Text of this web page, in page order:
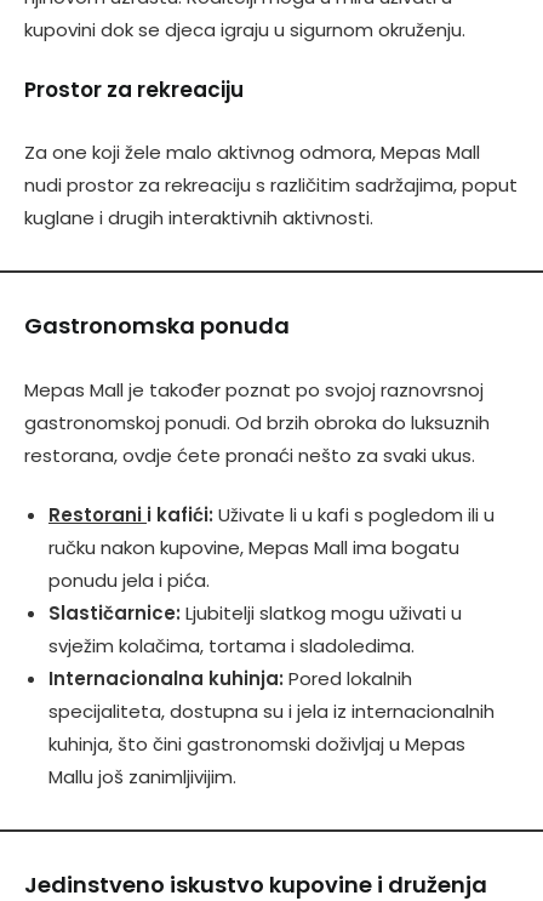
kupovini dok se djeca igraju u sigurnom okruženju.
Prostor za rekreaciju
Za one koji žele malo aktivnog odmora, Mepas Mall
nudi prostor za rekreaciju s različitim sadržajima, poput
kuglane i drugih interaktivnih aktivnosti.
Gastronomska ponuda
Mepas Mall je također poznat po svojoj raznovrsnoj
gastronomskoj ponudi. Od brzih obroka do luksuznih
restorana, ovdje ćete pronaći nešto za svaki ukus.
Restorani i kafići: Uživate li u kafi s pogledom ili u
ručku nakon kupovine, Mepas Mall ima bogatu
ponudu jela i pića.
Slastičarnice: Ljubitelji slatkog mogu uživati u
svježim kolačima, tortama i sladoledima.
Internacionalna kuhinja: Pored lokalnih
specijaliteta, dostupna su i jela iz internacionalnih
kuhinja, što čini gastronomski doživljaj u Mepas
Mallu još zanimljivijim.
Jedinstveno iskustvo kupovine i druženja